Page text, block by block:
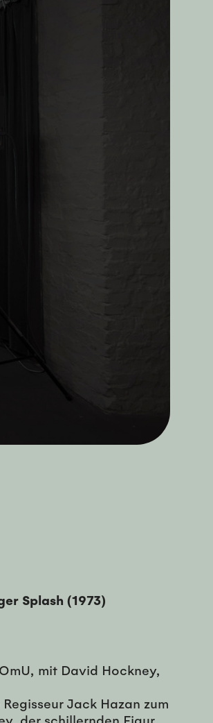
Splash (1973)
mit David Hockney,
Jack Hazan zum
der schillernden Figur